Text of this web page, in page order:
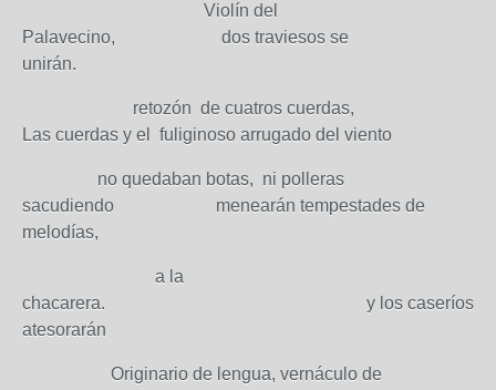
Violín del
Palavecino, dos traviesos se
unirán.
retozón de cuatros cuerdas,
Las cuerdas y el fuliginoso arrugado del viento
no quedaban botas, ni polleras
sacudiendo menearán tempestades de
melodías,
a la
chacarera. y los caseríos
atesorarán
Originario de lengua, vernáculo de